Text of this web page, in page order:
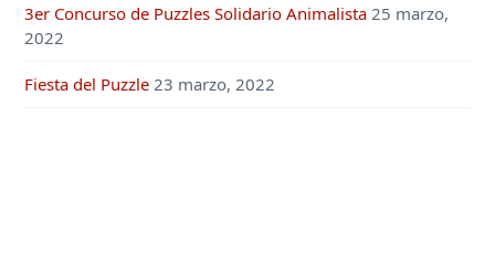
3er Concurso de Puzzles Solidario Animalista 25 marzo,
2022
Fiesta del Puzzle 23 marzo, 2022